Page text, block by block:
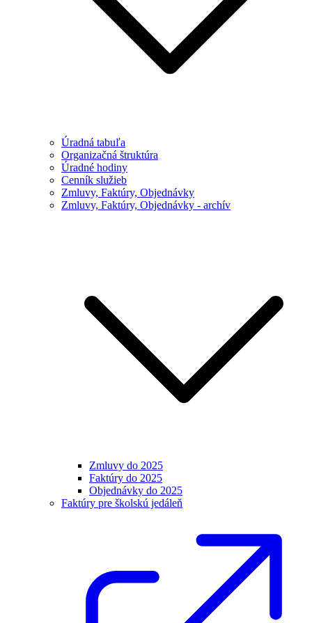
Úradná tabuľa
Organizačná štruktúra
Úradné hodiny
Cenník služieb
Zmluvy, Faktúry, Objednávky
Zmluvy, Faktúry, Objednávky - archív
Zmluvy do 2025
Faktúry do 2025
Objednávky do 2025
Faktúry pre školskú jedáleň